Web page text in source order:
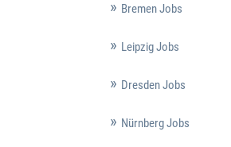
Bremen Jobs
Leipzig Jobs
Dresden Jobs
Nürnberg Jobs